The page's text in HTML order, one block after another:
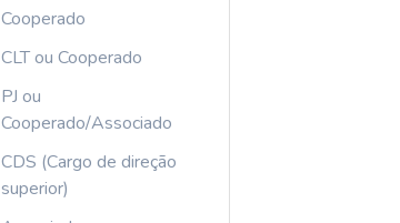
Cooperado
CLT ou Cooperado
PJ ou
Cooperado/Associado
CDS (Cargo de direção
superior)